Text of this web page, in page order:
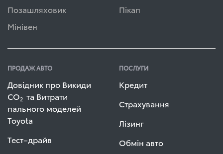
Позашляховик
Пікап
Мінівен
ПРОДАЖ АВТО
Довідник про Викиди
СО2 та Витрати
пального моделей
Toyota
Тест–драйв
ПОСЛУГИ
Кредит
Страхування
Лізинг
Обмін авто